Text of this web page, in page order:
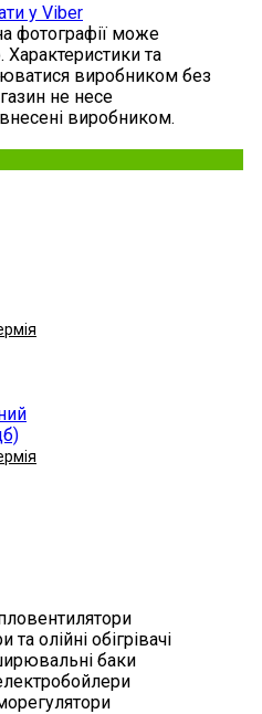
у Viber
фотографії може
Характеристики та
виробником без
не несе
внесені виробником.
олійні обігрівачі
баки